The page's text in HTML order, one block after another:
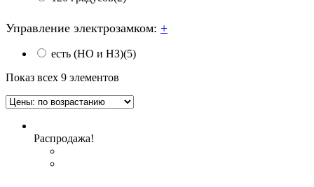
Управление электрозамком: +
есть (НО и НЗ)(5)
Показ всех 9 элементов
Распродажа!